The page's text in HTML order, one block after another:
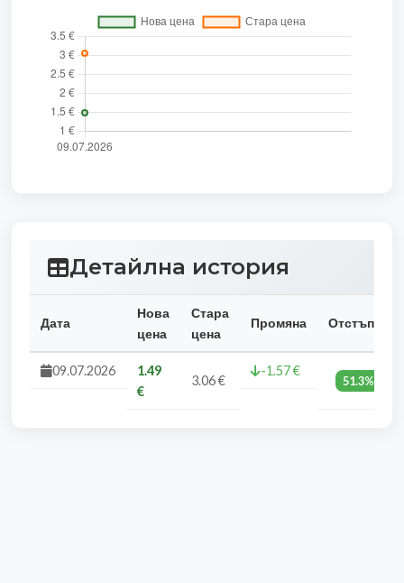
Детайлна история
Дата
Нова
цена
Стара
цена
Промяна Отстъпка
09.07.2026
1.49
€
3.06 €
-1.57 €
51.3%